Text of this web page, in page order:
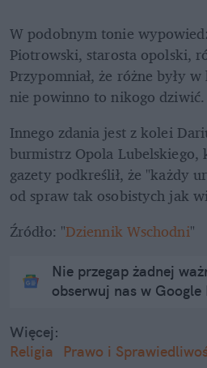
W podobnym tonie
Piotrowski, starosta opolski,
Przypomniał, że różne były
nie powinno to nikogo dziwić.
Innego zdania jest z kolei
burmistrz Opola Lubelskiego,
gazety podkreślił, że "każdy
od spraw tak osobistych jak
Źródło: "Dziennik Wschodni"
Nie przegap żadnej
obserwuj nas w Google
Więcej:
Religia
Prawo i